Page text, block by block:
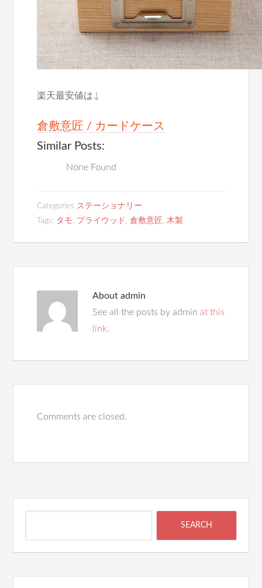
楽天最安値は↓
倉敷意匠 / カードケース
Similar Posts:
None Found
Categories ステーショナリー
Tags: タモ, プライウッド ,倉敷意匠,木製
About admin
See all the posts by adminat this
link.
Comments are closed.